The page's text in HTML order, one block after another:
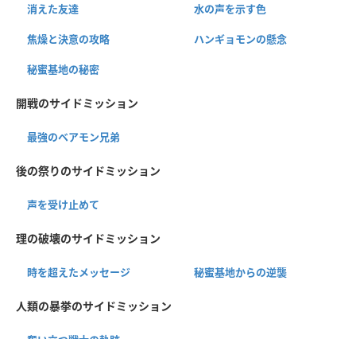
消えた友達 水の声を示す色
焦燥と決意の攻略 ハンギョモンの懸念
秘蜜基地の秘密
開戦のサイドミッション
最強のベアモン兄弟
後の祭りのサイドミッション
声を受け止めて
理の破壊のサイドミッション
時を超えたメッセージ 秘蜜基地からの逆襲
人類の暴挙のサイドミッション